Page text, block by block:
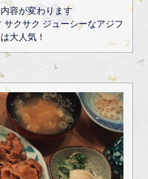
容が変わります
クサク ジューシーなアジフ
大人気！